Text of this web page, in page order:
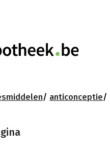
anticonceptie